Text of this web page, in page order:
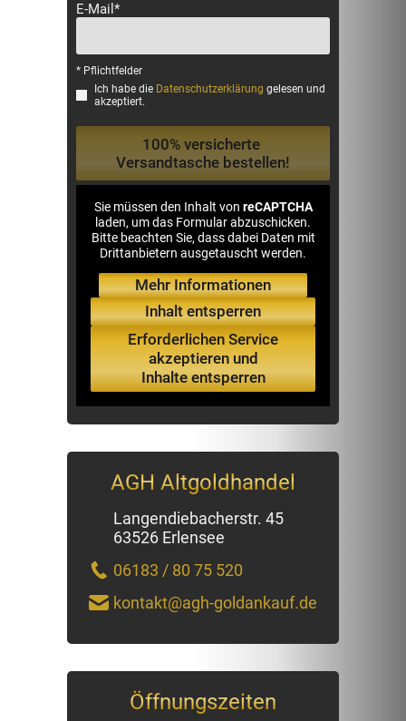
E-Mail*
* Pflichtfelder
Ich habe die Datenschutzerklärung gelesen und
akzeptiert.
Sie müssen den Inhalt von reCAPTCHA
laden, um das Formular abzuschicken.
Bitte beachten Sie, dass dabei Daten mit
Drittanbietern ausgetauscht werden.
Mehr Informationen
Inhalt entsperren
Erforderlichen Service
akzeptieren und
Inhalte entsperren
AGH Altgoldhandel
Langendiebacherstr. 45
63526 Erlensee
06183 / 80 75 520
kontakt@agh-goldankauf.de
Öffnungszeiten